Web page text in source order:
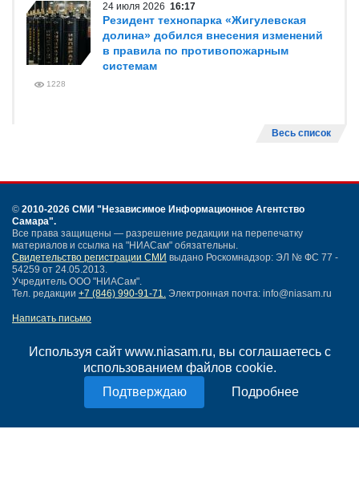
Используя сайт www.niasam.ru, вы соглашаетесь с
использованием файлов cookie.
Подробнее
24 июля 2026 16:17
Резидент технопарка «Жигулевская
долина» добился внесения изменений
в правила по противопожарным
системам
1228
Весь список
© 2010-2026 СМИ "Независимое Информационное Агентство
Самара".
Все права защищены — разрешение редакции на перепечатку
материалов и ссылка на "НИАСам" обязательны.
Свидетельство регистрации СМИ выдано Роскомнадзор: ЭЛ № ФС 77 -
54259 от 24.05.2013.
Учредитель ООО "НИАСам".
Тел. редакции +7 (846) 990-91-71. Электронная почта: info@niasam.ru
Написать письмо
Нашли ошибку?
Политика конфиденциальности